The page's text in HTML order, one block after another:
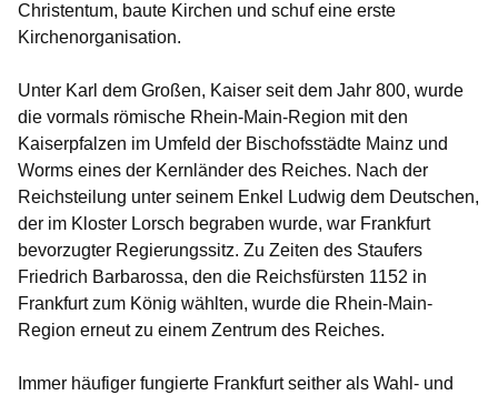
Christentum, baute Kirchen und schuf eine erste
Kirchenorganisation.
Unter Karl dem Großen, Kaiser seit dem Jahr 800, wurde
die vormals römische Rhein-Main-Region mit den
Kaiserpfalzen im Umfeld der Bischofsstädte Mainz und
Worms eines der Kernländer des Reiches. Nach der
Reichsteilung unter seinem Enkel Ludwig dem Deutschen,
der im Kloster Lorsch begraben wurde, war Frankfurt
bevorzugter Regierungssitz. Zu Zeiten des Staufers
Friedrich Barbarossa, den die Reichsfürsten 1152 in
Frankfurt zum König wählten, wurde die Rhein-Main-
Region erneut zu einem Zentrum des Reiches.
Immer häufiger fungierte Frankfurt seither als Wahl- und